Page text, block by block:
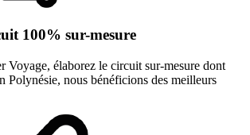
100% sur-mesure
Voyage, élaborez le circuit sur-mesure dont
Polynésie, nous bénéficions des meilleurs